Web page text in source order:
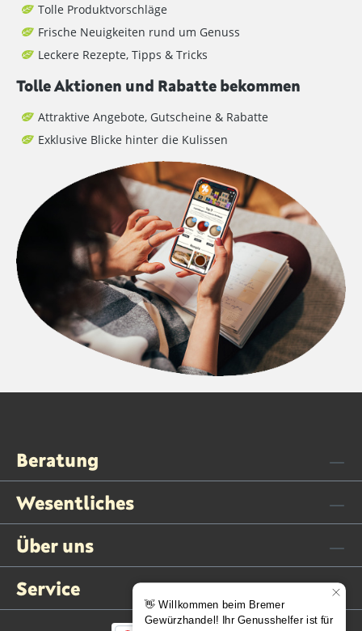
Tolle Produktvorschläge
Frische Neuigkeiten rund um Genuss
Leckere Rezepte, Tipps & Tricks
Tolle Aktionen und Rabatte bekommen
Attraktive Angebote, Gutscheine & Rabatte
Exklusive Blicke hinter die Kulissen
Beratung
Wesentliches
Über uns
Service